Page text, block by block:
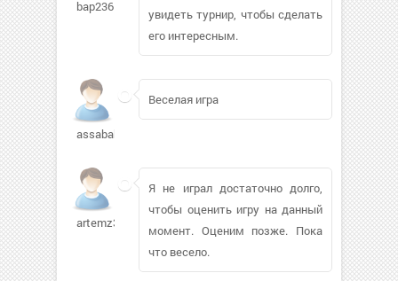
bap236
увидеть турнир, чтобы сделать
его интересным.
assababy
Веселая игра
artemz338
Я не играл достаточно долго,
чтобы оценить игру на данный
момент. Оценим позже. Пока
что весело.